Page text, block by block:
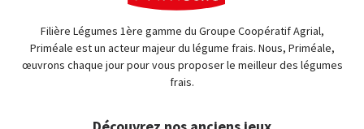
Filière Légumes 1ère gamme du Groupe Coopératif Agrial,
Priméale est un acteur majeur du légume frais. Nous, Priméale,
œuvrons chaque jour pour vous proposer le meilleur des légumes
frais.